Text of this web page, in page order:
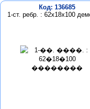
Код: 136685
1-ст. ребр. : 62х18х100